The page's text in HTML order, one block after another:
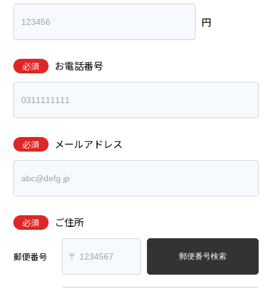
円
必須 お電話番号
必須 メールアドレス
必須 ご住所
郵便番号 郵便番号検索